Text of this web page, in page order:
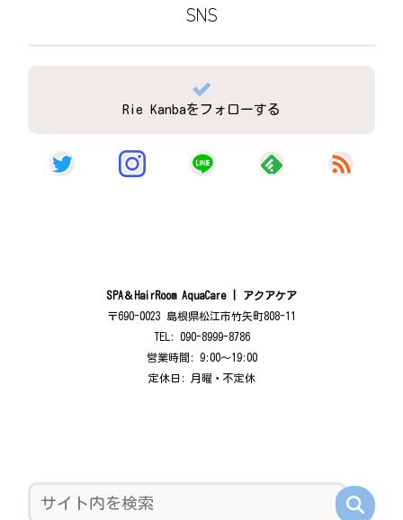
SNS
Rie Kanbaをフォローする
SPA＆HairRoom AquaCare | アクアケア
〒690-0023 島根県松江市竹矢町808-11
TEL: 090-8999-8786
営業時間: 9:00〜19:00
定休日: 月曜・不定休